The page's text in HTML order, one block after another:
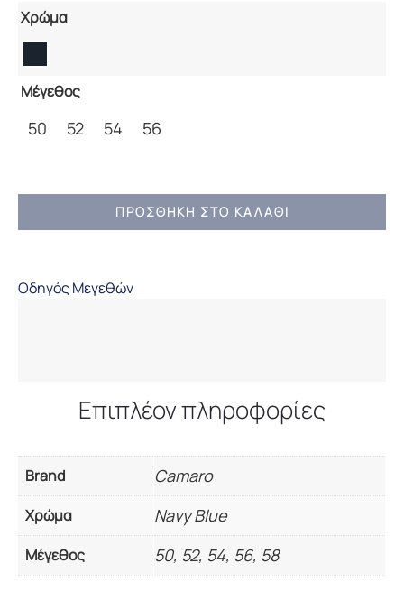
Χρώμα
Μέγεθος
50 52 54 56
ΜΟΝΤΓΚΟΜΕΡΙ
ΠΡΟΣΘΉΚΗ ΣΤΟ ΚΑΛΆΘΙ
Οδηγός Μεγεθών
Επιπλέον πληροφορίες
Brand Camaro
Χρώμα Navy Blue
Μέγεθος 50, 52, 54, 56, 58